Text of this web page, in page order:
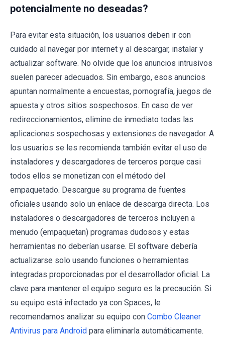
potencialmente no deseadas?
Para evitar esta situación, los usuarios deben ir con
cuidado al navegar por internet y al descargar, instalar y
actualizar software. No olvide que los anuncios intrusivos
suelen parecer adecuados. Sin embargo, esos anuncios
apuntan normalmente a encuestas, pornografía, juegos de
apuesta y otros sitios sospechosos. En caso de ver
redireccionamientos, elimine de inmediato todas las
aplicaciones sospechosas y extensiones de navegador. A
los usuarios se les recomienda también evitar el uso de
instaladores y descargadores de terceros porque casi
todos ellos se monetizan con el método del
empaquetado. Descargue su programa de fuentes
oficiales usando solo un enlace de descarga directa. Los
instaladores o descargadores de terceros incluyen a
menudo (empaquetan) programas dudosos y estas
herramientas no deberían usarse. El software debería
actualizarse solo usando funciones o herramientas
integradas proporcionadas por el desarrollador oficial. La
clave para mantener el equipo seguro es la precaución. Si
su equipo está infectado ya con Spaces, le
recomendamos analizar su equipo con Combo Cleaner
Antivirus para Android para eliminarla automáticamente.